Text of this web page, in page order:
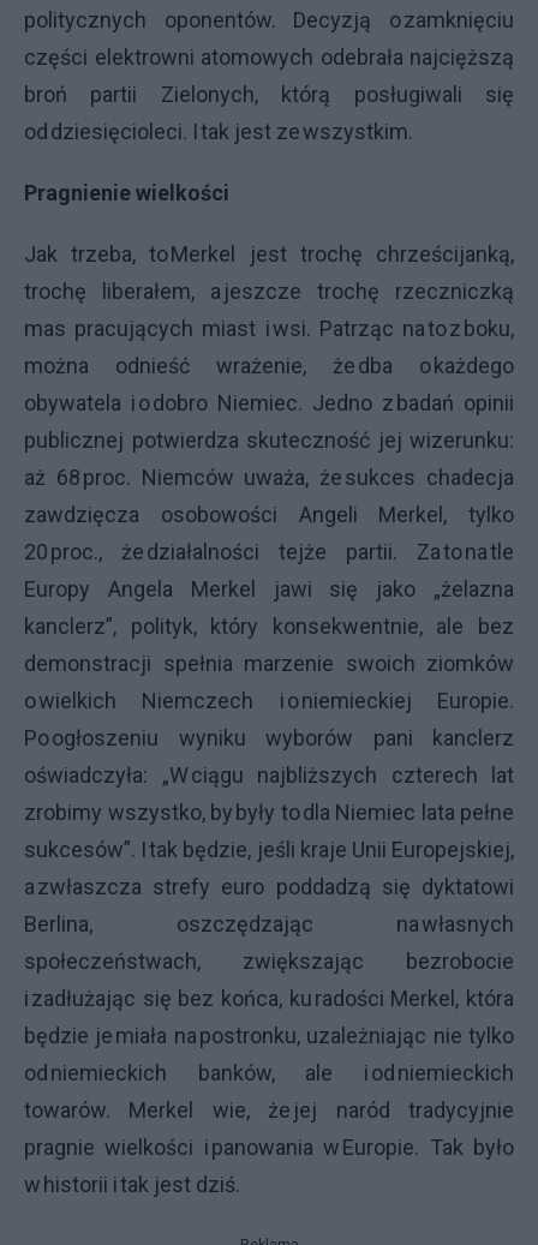
politycznych oponentów. Decyzją o zamknięciu
części elektrowni atomowych odebrała najcięższą
broń partii Zielonych, którą posługiwali się
od dziesięcioleci. I tak jest ze wszystkim.
Pragnienie wielkości
Jak trzeba, to Merkel jest trochę chrześcijanką,
trochę liberałem, a jeszcze trochę rzeczniczką
mas pracujących miast i wsi. Patrząc na to z boku,
można odnieść wrażenie, że dba o każdego
obywatela i o dobro Niemiec. Jedno z badań opinii
publicznej potwierdza skuteczność jej wizerunku:
aż 68 proc. Niemców uważa, że sukces chadecja
zawdzięcza osobowości Angeli Merkel, tylko
20 proc., że działalności tejże partii. Za to na tle
Europy Angela Merkel jawi się jako „żelazna
kanclerz”, polityk, który konsekwentnie, ale bez
demonstracji spełnia marzenie swoich ziomków
o wielkich Niemczech i o niemieckiej Europie.
Po ogłoszeniu wyniku wyborów pani kanclerz
oświadczyła: „W ciągu najbliższych czterech lat
zrobimy wszystko, by były to dla Niemiec lata pełne
sukcesów”. I tak będzie, jeśli kraje Unii Europejskiej,
a zwłaszcza strefy euro poddadzą się dyktatowi
Berlina, oszczędzając na własnych
społeczeństwach, zwiększając bezrobocie
i zadłużając się bez końca, ku radości Merkel, która
będzie je miała na postronku, uzależniając nie tylko
od niemieckich banków, ale i od niemieckich
towarów. Merkel wie, że jej naród tradycyjnie
pragnie wielkości i panowania w Europie. Tak było
w historii i tak jest dziś.